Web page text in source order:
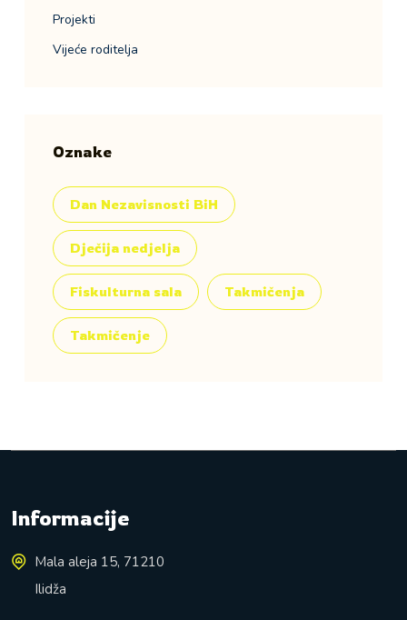
Projekti
Vijeće roditelja
Oznake
Dan Nezavisnosti BiH
Dječija nedjelja
Fiskulturna sala Takmičenja
Takmičenje
Informacije
Mala aleja 15, 71210
Ilidža